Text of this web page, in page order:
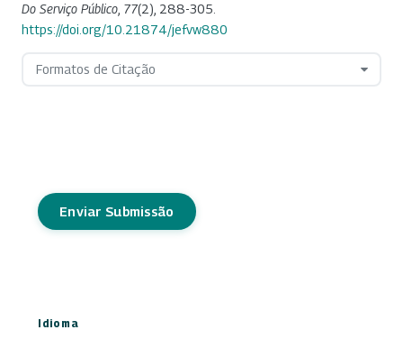
Do Serviço Público 77(2), 288-305.
https://doi.org/10.21874/jefvw880
Formatos de Citação
Enviar Submissão
Idioma